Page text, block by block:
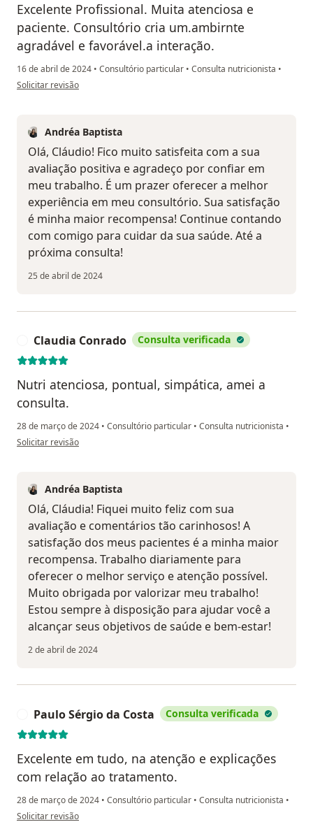
Excelente Profissional. Muita atenciosa e
paciente. Consultório cria um.ambirnte
agradável e favorável.a interação.
16 de abril de 2024 • Consultório particular • Consulta nutricionista •
na opinião do utilizador Claudio
Solicitar revisão
Andréa Baptista
Olá, Cláudio! Fico muito satisfeita com a sua
avaliação positiva e agradeço por confiar em
meu trabalho. É um prazer oferecer a melhor
experiência em meu consultório. Sua satisfação
é minha maior recompensa! Continue contando
com comigo para cuidar da sua saúde. Até a
próxima consulta!
25 de abril de 2024
Claudia Conrado Consulta verificada
Nutri atenciosa, pontual, simpática, amei a
consulta.
28 de março de 2024 • Consultório particular • Consulta nutricionista •
na opinião do utilizador Claudia Conrado
Solicitar revisão
Andréa Baptista
Olá, Cláudia! Fiquei muito feliz com sua
avaliação e comentários tão carinhosos! A
satisfação dos meus pacientes é a minha maior
recompensa. Trabalho diariamente para
oferecer o melhor serviço e atenção possível.
Muito obrigada por valorizar meu trabalho!
Estou sempre à disposição para ajudar você a
alcançar seus objetivos de saúde e bem-estar!
2 de abril de 2024
Paulo Sérgio da Costa Consulta verificada
Excelente em tudo, na atenção e explicações
com relação ao tratamento.
28 de março de 2024 • Consultório particular • Consulta nutricionista •
na opinião do utilizador Paulo Sérgio da Costa
Solicitar revisão